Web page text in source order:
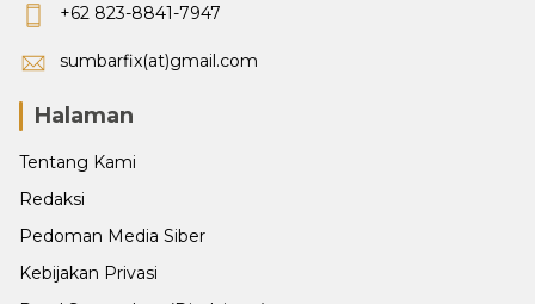
+62 823-8841-7947
sumbarfix(at)gmail.com
Halaman
Tentang Kami
Redaksi
Pedoman Media Siber
Kebijakan Privasi